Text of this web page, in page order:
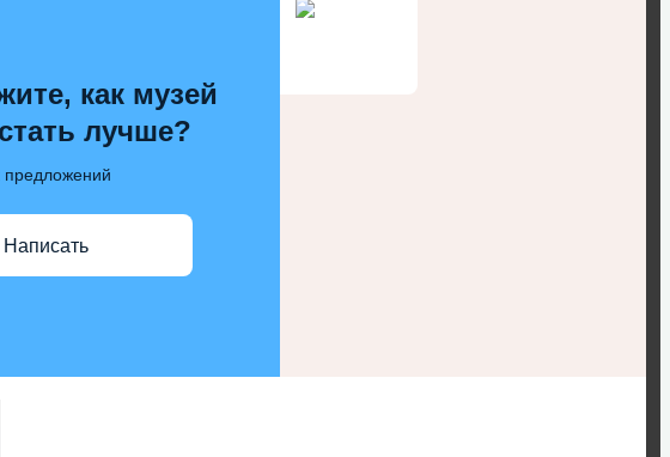
как музей
лучше?
Написать